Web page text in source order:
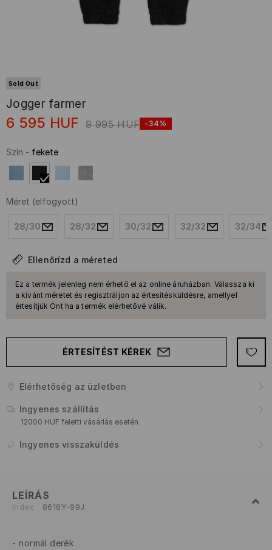
Sold Out
Jogger farmer
6 595 HUF 9 995 HUF -34%
Szín - fekete
Méret (elfogyott)
28/30 28/32 30/32 32/32 32/34
Ellenőrízd a méreted
Ez a termék jelenleg nem érhető el az online áruházban. Válassza ki
a kívánt méretet és regisztráljon az értesítésküldésre, amellyel
értesítjük Önt ha a termék elérhetővé válik.
ÉRTESÍTÉST KÉREK
Elérhetőség az üzletben
Ingyenes szállítás
12000 HUF feletti vásárlás esetén
Ingyenes visszaküldés
LEÍRÁS
Index 8618Y-99J
normál derék